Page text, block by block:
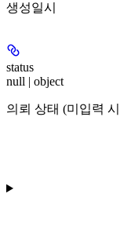
생성일시
status
null | object
의뢰 상태 (미입력